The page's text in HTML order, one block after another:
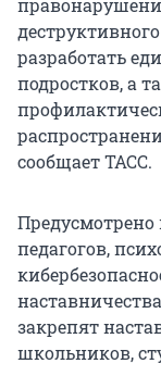
разработать
подростков, а
сообщает ТАСС.
педагогов,
закрепят
школьников,